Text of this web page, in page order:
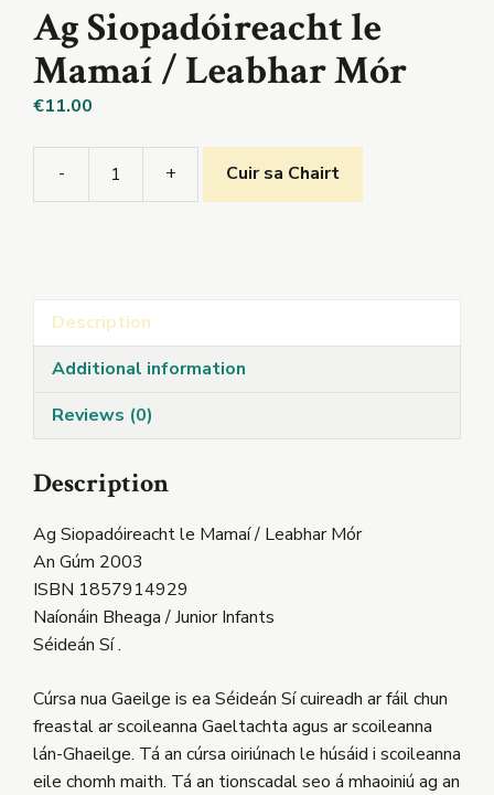
Ag Siopadóireacht le
Mamaí / Leabhar Mór
€11.00
-
Mór
quantity
+ Cuir sa Chairt
Description
Additional information
Reviews (0)
Description
Ag Siopadóireacht le Mamaí / Leabhar Mór
An Gúm 2003
ISBN 1857914929
Naíonáin Bheaga / Junior Infants
Séideán Sí .
Cúrsa nua Gaeilge is ea Séideán Sí cuireadh ar fáil chun
freastal ar scoileanna Gaeltachta agus ar scoileanna
lán-Ghaeilge. Tá an cúrsa oiriúnach le húsáid i scoileanna
eile chomh maith. Tá an tionscadal seo á mhaoiniú ag an